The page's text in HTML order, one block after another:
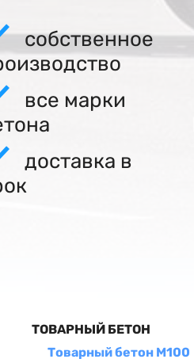
собственное
все марки
доставка в
ТОВАРНЫЙ БЕТОН
Товарный бетон М100